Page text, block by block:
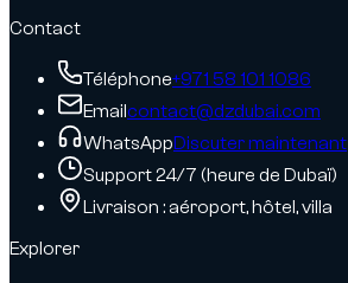
Contact
Téléphone+971 58 101 1086
Email contact@dzdubai.com
WhatsAppDiscuter maintenant
Support 24/7 (heure de Dubaï)
Livraison : aéroport, hôtel, villa
Explorer